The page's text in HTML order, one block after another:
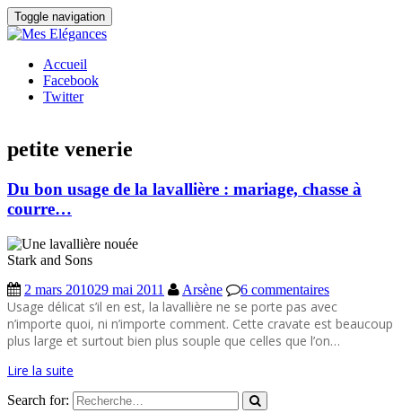
Toggle navigation
Accueil
Facebook
Twitter
petite venerie
Du bon usage de la lavallière : mariage, chasse à
courre…
2 mars 201029 mai 2011 Arsène 6 commentaires
Usage délicat s’il en est, la lavallière ne se porte pas avec
n’importe quoi, ni n’importe comment. Cette cravate est beaucoup
plus large et surtout bien plus souple que celles que l’on…
Lire la suite
Search for: